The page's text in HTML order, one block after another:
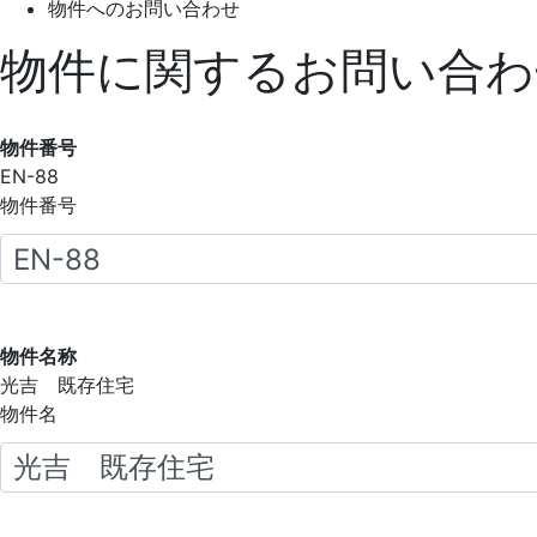
物件へのお問い合わせ
物件に関するお問い合
物件番号
EN-88
物件番号
物件名称
光吉 既存住宅
物件名